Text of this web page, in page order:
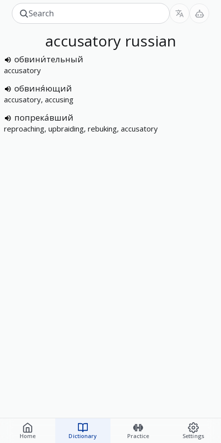
Home Dictionary Practice Settings
accusatory russian
обвини́тельный
accusatory
обвиня́ющий
accusatory, accusing
попрека́вший
reproaching, upbraiding, rebuking, accusatory